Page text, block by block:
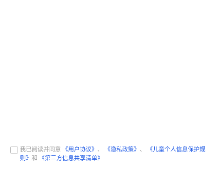
我已阅读并同意 《用户协议》 、 《隐私政策》 、
《儿童个人信息保护规
则》和 《第三方信息共享清单》